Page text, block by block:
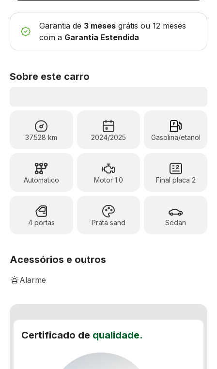
Garantia de 3 meses grátis ou 12 meses
com a Garantia Estendida
Sobre este carro
37.528 km 2024/2025 Gasolina/etanol
Automatico Motor 1.0 Final placa 2
4 portas Prata sand Sedan
Acessórios e outros
Alarme
Assistente de Partida em Rampa
Computador de bordo
Controle automático de velocidade
Certificado de qualidade.